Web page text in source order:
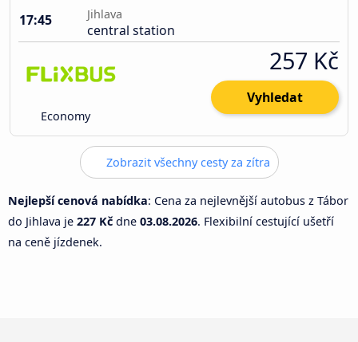
17:45
Jihlava
central station
Economy
257 Kč
Vyhledat
Zobrazit všechny cesty za zítra
Nejlepší cenová nabídka: Cena za nejlevnější autobus z Tábor
do Jihlava je 227 Kč dne 03.08.2026. Flexibilní cestující ušetří
na ceně jízdenek.